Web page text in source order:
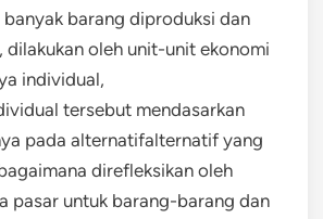
barang diproduksi dan
dilakukan oleh unit-unit ekonomi
individual,
tersebut mendasarkan
pada alternatifalternatif yang
direfleksikan oleh
pasar untuk barang-barang dan